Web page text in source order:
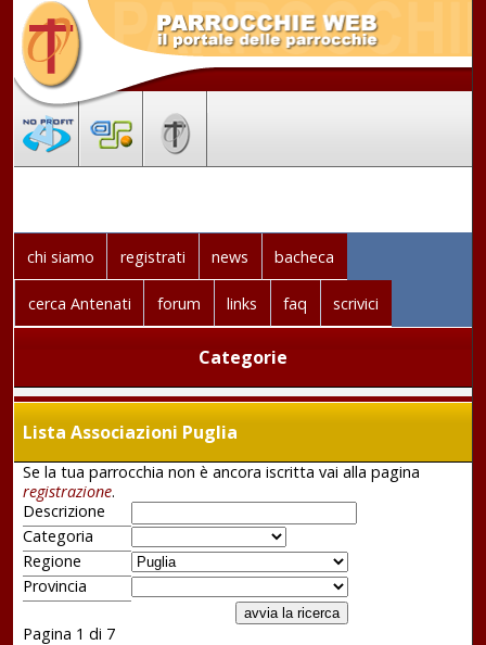
chi siamo registrati news bacheca
cerca Antenati forum links faq scrivici
Categorie
Lista Associazioni Puglia
Se la tua parrocchia non è ancora iscritta vai alla pagina
registrazione.
Descrizione
Categoria
Regione
Provincia
Pagina 1 di 7